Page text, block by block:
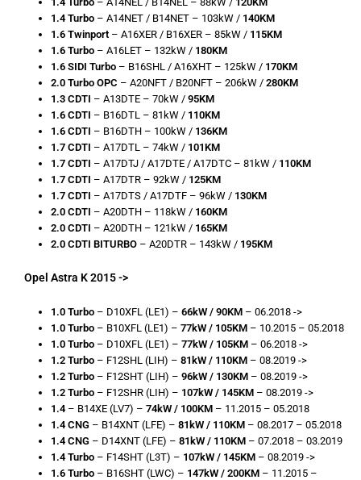
1.4 Turbo – A14NET / B14NET – 103kW / 140KM
1.6 Twinport – A16XER / B16XER – 85kW / 115KM
1.6 Turbo – A16LET – 132kW / 180KM
1.6 SIDI Turbo – B16SHL / A16XHT – 125kW / 170KM
2.0 Turbo OPC – A20NFT / B20NFT – 206kW /280KM
1.3 CDTI – A13DTE – 70kW /95KM
1.6 CDTI – B16DTL – 81kW / 110KM
1.6 CDTI – B16DTH – 100kW / 136KM
1.7 CDTI – A17DTL – 74kW / 101KM
1.7 CDTI – A17DTJ / A17DTE / A17DTC – 81kW / 110KM
1.7 CDTI – A17DTR – 92kW / 125KM
1.7 CDTI – A17DTS / A17DTF – 96kW / 130KM
2.0 CDTI – A20DTH – 118kW / 160KM
2.0 CDTI – A20DTH – 121kW / 165KM
2.0 CDTI BITURBO – A20DTR – 143kW / 195KM
Opel Astra K 2015 ->
1.0 Turbo – D10XFL (LE1) –66kW / 90KM – 06.2018 ->
1.0 Turbo – B10XFL (LE1) –77kW / 105KM – 10.2015 – 05.2018
1.0 Turbo – D10XFL (LE1) –77kW / 105KM – 06.2018 ->
1.2 Turbo – F12SHL (LIH) –81kW / 110KM – 08.2019 ->
1.2 Turbo – F12SHT (LIH) – 96kW / 130KM – 08.2019 ->
1.2 Turbo – F12SHR (LIH) – 107kW / 145KM – 08.2019 ->
1.4– B14XE (LV7) –74kW / 100KM – 11.2015 – 05.2018
1.4 CNG – B14XNT (LFE) –81kW / 110KM – 08.2017 – 05.2018
1.4 CNG – D14XNT (LFE) –81kW / 110KM – 07.2018 – 03.2019
1.4 Turbo – F14SHT (L3T) – 107kW / 145KM – 08.2019 ->
1.6 Turbo – B16SHT (LWC) – 147kW / 200KM – 11.2015 –